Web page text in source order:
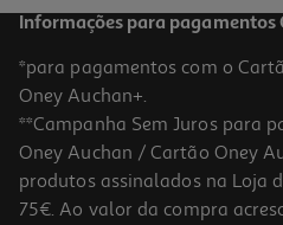
Informações para pagamentos
*para pagamentos com o
Oney Auchan+.
**Campanha Sem Juros para
Oney Auchan / Cartão Oney
produtos assinalados na Loja
75€. Ao valor da compra